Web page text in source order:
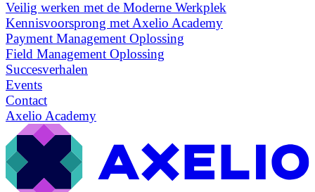
Veilig werken met de Moderne Werkplek
Kennisvoorsprong met Axelio Academy
Payment Management Oplossing
Field Management Oplossing
Succesverhalen
Events
Contact
Axelio Academy